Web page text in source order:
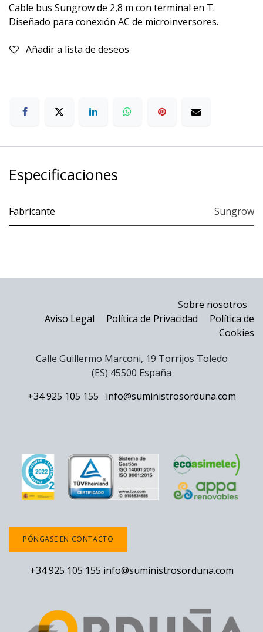
Cable bus Sungrow de 2,8 m con terminal en T.
Diseñado para conexión AC de microinversores.
Añadir a lista de deseos
Especificaciones
Fabricante Sungrow
Sobre nosotros
Aviso Legal
Política de Privacidad
Política de
Cookies
Calle Guillermo Marconi, 19 Torrijos Toledo
(ES) 45500 España
+34 925 105 155
info@suministrosorduna.com
PÓNGASE EN CONTACTO
+34 925 105 155 info@suministrosorduna.com